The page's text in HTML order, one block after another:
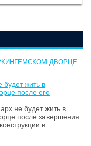
ДВОРЦЕ
будет жить в
после его
не будет жить в
после завершения
в